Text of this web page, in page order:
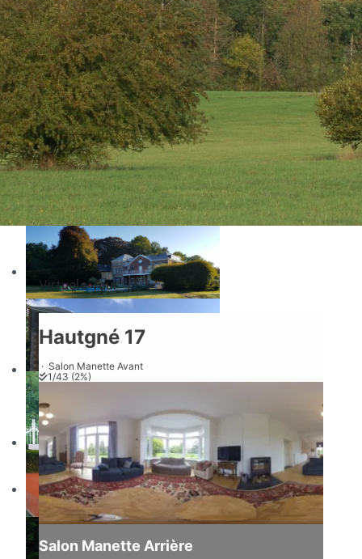
Beschikbaarheid en Reserveringen
Virtuele Tour
Virtuele Tour